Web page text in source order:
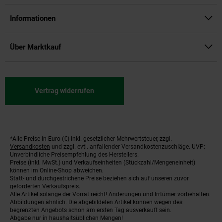
Informationen
Über Marktkauf
Vertrag widerrufen
Fußnoten
*Alle Preise in Euro (€) inkl. gesetzlicher Mehrwertsteuer, zzgl.
Versandkosten und zzgl. evtl. anfallender Versandkostenzuschläge. UVP:
Unverbindliche Preisempfehlung des Herstellers.
Preise (inkl. MwSt.) und Verkaufseinheiten (Stückzahl/Mengeneinheit)
können im Online-Shop abweichen.
Statt- und durchgestrichene Preise beziehen sich auf unseren zuvor
geforderten Verkaufspreis.
Alle Artikel solange der Vorrat reicht! Änderungen und Irrtümer vorbehalten.
Abbildungen ähnlich. Die abgebildeten Artikel können wegen des
begrenzten Angebots schon am ersten Tag ausverkauft sein.
Abgabe nur in haushaltsüblichen Mengen!